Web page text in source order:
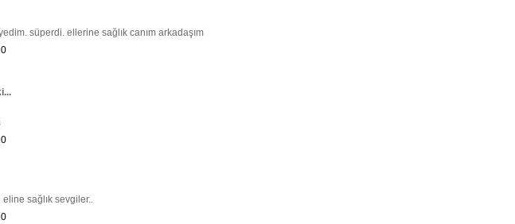
süperdi. ellerine sağlık canım arkadaşım
sağlık sevgiler..